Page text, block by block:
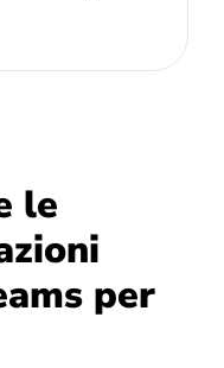
le
per